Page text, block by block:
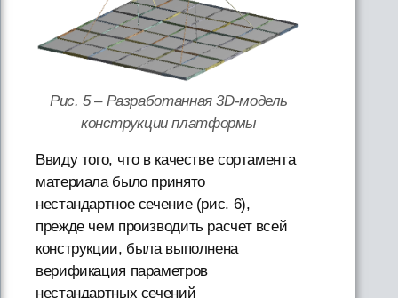
Рис. 5 – Разработанная 3D-модель
конструкции платформы
Ввиду того, что в качестве сортамента
материала было принято
нестандартное сечение (рис. 6),
прежде чем производить расчет всей
конструкции, была выполнена
верификация параметров
нестандартных сечений